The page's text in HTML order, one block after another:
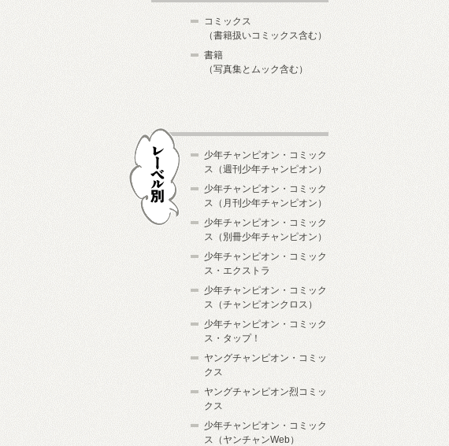
コミックス
（書籍扱いコミックス含む）
書籍
（写真集とムック含む）
少年チャンピオン・コミック
ス（週刊少年チャンピオン）
少年チャンピオン・コミック
ス（月刊少年チャンピオン）
少年チャンピオン・コミック
ス（別冊少年チャンピオン）
少年チャンピオン・コミック
ス・エクストラ
少年チャンピオン・コミック
ス（チャンピオンクロス）
少年チャンピオン・コミック
ス・タップ！
ヤングチャンピオン・コミッ
クス
ヤングチャンピオン烈コミッ
クス
少年チャンピオン・コミック
ス（ヤンチャンWeb）